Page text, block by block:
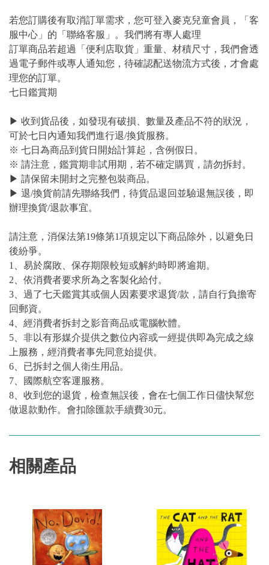
若您訂購後有取消訂單需求，您可登入麥克兒童會員，「客
服中心」的「聯絡客服」。我們將有專人處理
訂單商品若超過「便利店取貨」重量、材積尺寸，我們會透
過電子郵件或專人通知您，待確認配送物流方式後，才會處
理您的訂單。
七日鑑賞期
▶ 收到貨品後，如發現有破損、數量及產品不符的狀況，
可於七日內通知我們進行退/換貨服務。
※ 七日為商品到貨日開始計算起，含例假日。
※ 請注意，鑑賞期非試用期，若不確定購買，請勿拆封。
▶ 請保留未開封之完整包裝商品。
▶ 退/換貨前請先聯絡我們，待貨品退回並驗退無誤後，即
辦理換貨/退款事宜。
請注意，消保法第19條第1項規定以下商品除外，以避免日
後紛爭。
1、易於腐敗、保存期限較短或解約時即將逾期。
2、依消費者要求所為之客製化給付。
3、過了七天鑑賞其或個人因素要求退貨/款，請自行負擔寄
回郵資。
4、經消費者拆封之影音商品或電腦軟體。
5、非以有形媒介提供之數位內容或一經提供即為完成之線
上服務，經消費者事先同意始提供。
6、已拆封之個人衛生用品。
7、國際航空客運服務。
8、收到您的退貨，檢查無誤後，會在七個工作日儘快幫您
做退款動作。會扣除匯款手續費30元。
相關產品